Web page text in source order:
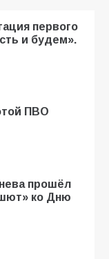
первого
и будем».
ПВО
прошёл
ко Дню